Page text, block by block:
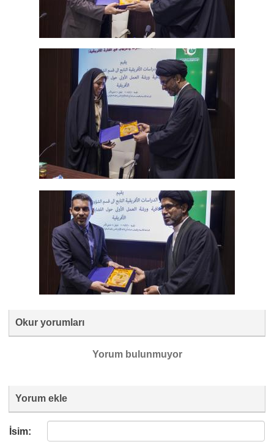
Okur yorumları
Yorum bulunmuyor
Yorum ekle
İsim: